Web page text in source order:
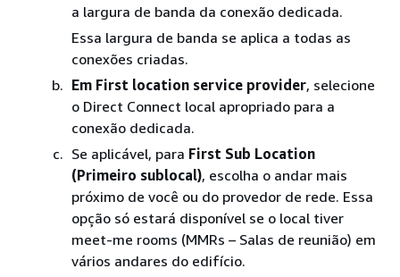
a largura de banda da conexão dedicada.
Essa largura de banda se aplica a todas as
conexões criadas.
Em First location service provider, selecione
o Direct Connect local apropriado para a
conexão dedicada.
Se aplicável, para First Sub Location
(Primeiro sublocal), escolha o andar mais
próximo de você ou do provedor de rede. Essa
opção só estará disponível se o local tiver
meet-me rooms (MMRs – Salas de reunião) em
vários andares do edifício.